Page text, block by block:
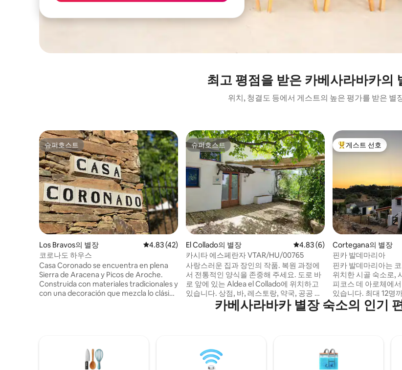
최고 평점을 받은 카베사라바카의
위치, 청결도 등에서 게스트의 높은 평가를 받은 별
슈퍼호스트
슈퍼호스트
Los Bravos의 별장 평점 4.83점(5점 만점), 후기 42개
4.83 (42)
코로나도 하우스
Casa Coronado se encuentra en plena
Sierra de Aracena y Picos de Aroche.
Construida con materiales tradicionales y
con una decoración que mezcla lo clásico
con una magnífica piscina y barbacoa de
uso exclusivo para nuestros huéspedes.
Dispone de chimenea, Smart TV, Wi-Fi y
슈퍼호스트
슈퍼호스트
El Collado의 별장 평점 4.83점(5점 만점), 후기 6개
4.83 (6)
카시타 에스페란자 VTAR/HU/00765
사랑스러운 집과 장인의 작품. 복원 과정에
서 전통적인 양식을 존중해 주세요. 도로 바
로 앞에 있는 Aldea el Collado에 위치하고
있습니다. 상점, 바, 레스토랑, 약국, 공공 수
영장, 페냐 데 아리아스 몬타노가 있는 알라
하르에서 1km 거리에 있습니다. 시에라 데
나의 불가사의 그로토를 방문하거나, 시에
라 마을을 즐길 수 있습니다. 커플이나 친구
와 함께 휴식을 취하기에 좋습니다.
상위 게스트 선호
게스트 선호
Cortegana의 별장
핀카 발데마리아
핀카 발데마리아는
위치한 시골 숙소로,
피코스 데 아로체에
있습니다. 최대 12명
전용 욕실이 있는 침
는 침실 2개, 대형 정
특한 자연 환경에서
있습니다.
카베사라바카 별장 숙소의 인기